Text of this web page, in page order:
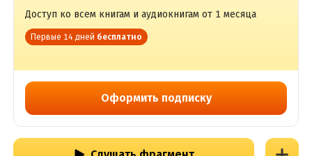
Доступ ко всем книгам и аудиокнигам от 1 месяца
Первые 14 дней бесплатно
Оформить подписку